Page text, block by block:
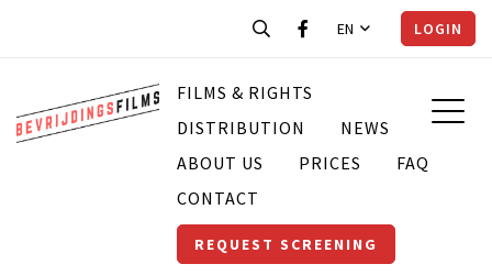
EN LOGIN
FILMS & RIGHTS
DISTRIBUTION
NEWS
ABOUT US
PRICES
FAQ
CONTACT
REQUEST SCREENING